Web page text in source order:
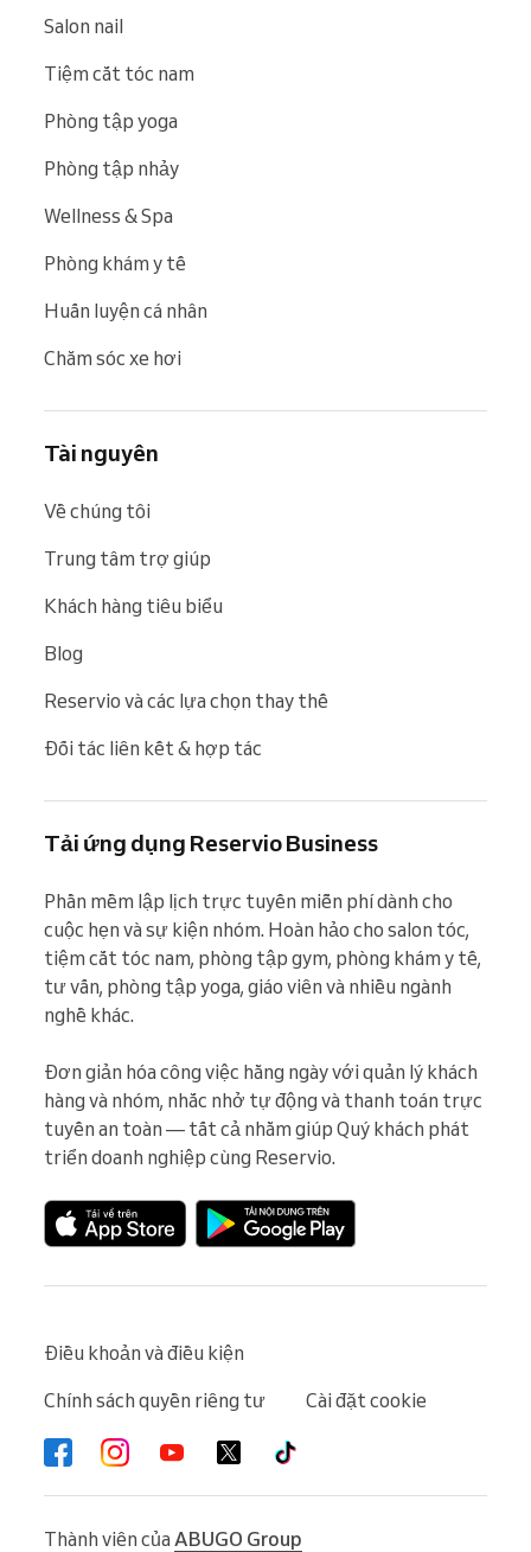
Salon nail
Tiệm cắt tóc nam
Phòng tập yoga
Phòng tập nhảy
Wellness & Spa
Phòng khám y tế
Huấn luyện cá nhân
Chăm sóc xe hơi
Tài nguyên
Về chúng tôi
Trung tâm trợ giúp
Khách hàng tiêu biểu
Blog
Reservio và các lựa chọn thay thế
Đối tác liên kết & hợp tác
Tải ứng dụng Reservio Business
Phần mềm lập lịch trực tuyến miễn phí dành cho
cuộc hẹn và sự kiện nhóm. Hoàn hảo cho salon tóc,
tiệm cắt tóc nam, phòng tập gym, phòng khám y tế,
tư vấn, phòng tập yoga, giáo viên và nhiều ngành
nghề khác.
Đơn giản hóa công việc hằng ngày với quản lý khách
hàng và nhóm, nhắc nhở tự động và thanh toán trực
tuyến an toàn — tất cả nhằm giúp Quý khách phát
triển doanh nghiệp cùng Reservio.
Điều khoản và điều kiện
Chính sách quyền riêng tư
Cài đặt cookie
Thành viên của ABUGO Group